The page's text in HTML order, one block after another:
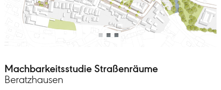
Machbarkeitsstudie Straßenräume
Beratzhausen